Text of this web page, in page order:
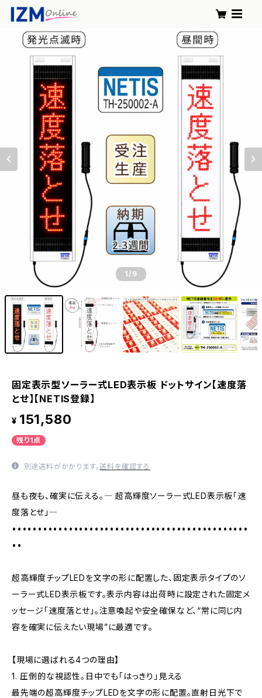
1/9
固定表示型ソーラー式LED表示板 ドットサイン【速度落
とせ】【NETIS登録】
¥ 151,580
残り1点
別途送料がかかります。送料を確認する
昼も夜も、確実に伝える。― 超高輝度ソーラー式LED表示板「速
度落とせ」―
••••••••••••••••••••••••••••••••••••••••••••••
••
超高輝度チップLEDを文字の形に配置した、固定表示タイプのソ
ーラー式LED表示板です。表示内容は出荷時に設定された固定メ
ッセージ「速度落とせ」。注意喚起や安全確保など、“常に同じ内
容を確実に伝えたい現場”に最適です。
【現場に選ばれる4つの理由】
1. 圧倒的な視認性。日中でも「はっきり」見える
最先端の超高輝度チップLEDを文字の形に配置。直射日光下で